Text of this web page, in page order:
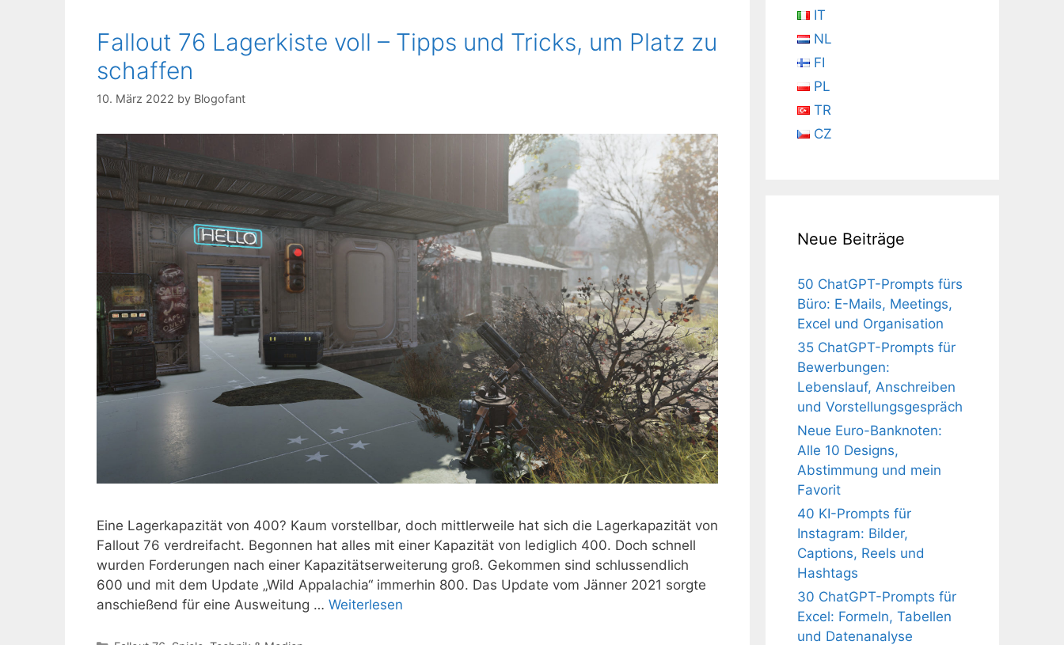
Fallout 76 Lagerkiste voll – Tipps und Tricks, um Platz zu
schaffen
10. März 2022 by Blogofant
Eine Lagerkapazität von 400? Kaum vorstellbar, doch mittlerweile hat sich die Lagerkapazität von
Fallout 76 verdreifacht. Begonnen hat alles mit einer Kapazität von lediglich 400. Doch schnell
wurden Forderungen nach einer Kapazitätserweiterung groß. Gekommen sind schlussendlich
600 und mit dem Update „Wild Appalachia“ immerhin 800. Das Update vom Jänner 2021 sorgte
anschießend für eine Ausweitung … Weiterlesen
IT
NL
FI
PL
TR
CZ
Neue Beiträge
50 ChatGPT-Prompts fürs
Büro: E-Mails, Meetings,
Excel und Organisation
35 ChatGPT-Prompts für
Bewerbungen:
Lebenslauf, Anschreiben
und Vorstellungsgespräch
Neue Euro-Banknoten:
Alle 10 Designs,
Abstimmung und mein
Favorit
40 KI-Prompts für
Instagram: Bilder,
Captions, Reels und
Hashtags
30 ChatGPT-Prompts für
Excel: Formeln, Tabellen
und Datenanalyse